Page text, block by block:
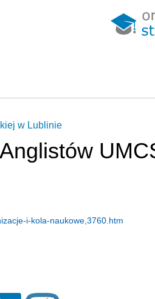
w Lublinie
i-kola-naukowe,3760.htm